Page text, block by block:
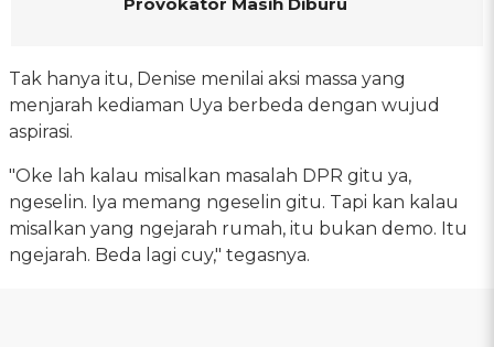
Tak hanya itu, Denise menilai aksi massa yang
menjarah kediaman Uya berbeda dengan wujud
aspirasi.
"Oke lah kalau misalkan masalah DPR gitu ya,
ngeselin. Iya memang ngeselin gitu. Tapi kan kalau
misalkan yang ngejarah rumah, itu bukan demo. Itu
ngejarah. Beda lagi cuy," tegasnya.